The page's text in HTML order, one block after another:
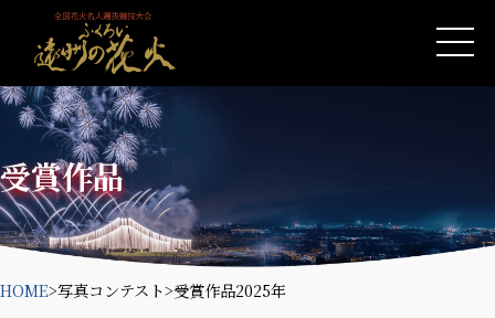
受賞作品
HOME>写真コンテスト>受賞作品2025年